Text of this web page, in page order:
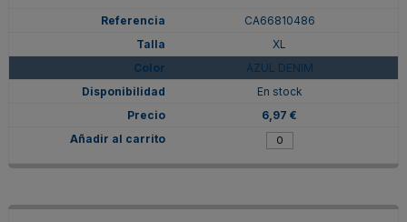
CA66810486
XL
AZUL DENIM
En stock
6,97 €